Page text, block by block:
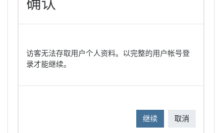
访客无法存取用户个人资料。以完整的用户帐号登
录才能继续。
继续 取消